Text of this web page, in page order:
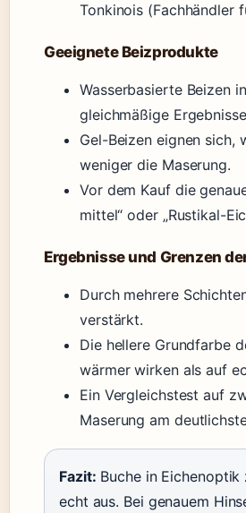
Tonkinois (Fachhändler
Geeignete Beizprodukte
Wasserbasierte Beizen
gleichmäßige
Gel-Beizen eignen sich,
weniger die Maserung.
Vor dem Kauf die
mittel“ oder „Rustikal-
Ergebnisse und Grenzen
Durch mehrere
verstärkt.
Die hellere Grundfarbe
wärmer wirken als auf
Ein Vergleichstest auf
Maserung am
Fazit: Buche in
echt aus. Bei genauem